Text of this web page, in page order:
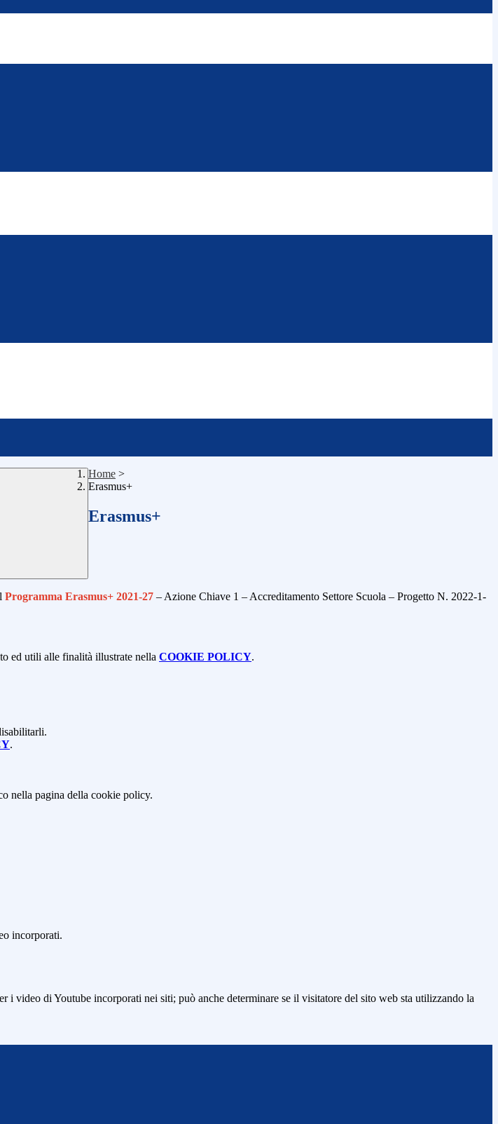
Home >
Erasmus+
Erasmus+
Programma Erasmus+ 2021-27 – Azione Chiave 1 – Accreditamento Settore Scuola – Progetto N. 2022-1-
ed utili alle finalità illustrate nella COOKIE POLICY.
.
nella pagina della cookie policy.
incorporati.
i video di Youtube incorporati nei siti; può anche determinare se il visitatore del sito web sta utilizzando la